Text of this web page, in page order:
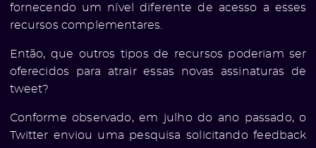
fornecendo um nível diferente de acesso a esses
recursos complementares.
Então, que outros tipos de recursos poderiam ser
oferecidos para atrair essas novas assinaturas de
tweet?
Conforme observado, em julho do ano passado, o
Twitter enviou uma pesquisa solicitando feedback